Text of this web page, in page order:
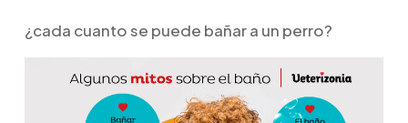
¿cada cuanto se puede bañar a un perro?